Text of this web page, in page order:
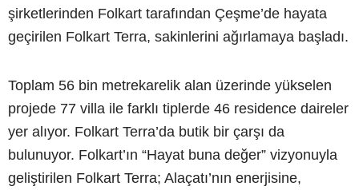
şirketlerinden Folkart tarafından Çeşme’de hayata
geçirilen Folkart Terra, sakinlerini ağırlamaya başladı.
Toplam 56 bin metrekarelik alan üzerinde yükselen
projede 77 villa ile farklı tiplerde 46 residence daireler
yer alıyor. Folkart Terra’da butik bir çarşı da
bulunuyor. Folkart’ın “Hayat buna değer” vizyonuyla
geliştirilen Folkart Terra; Alaçatı’nın enerjisine,